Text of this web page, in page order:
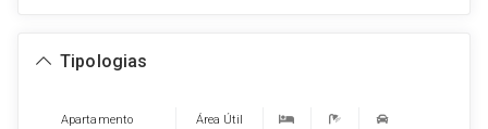
Tipologias
Apartamento Área Útil